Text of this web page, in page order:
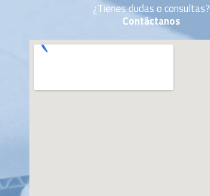
¿Tienes dudas o consultas?
Contáctanos